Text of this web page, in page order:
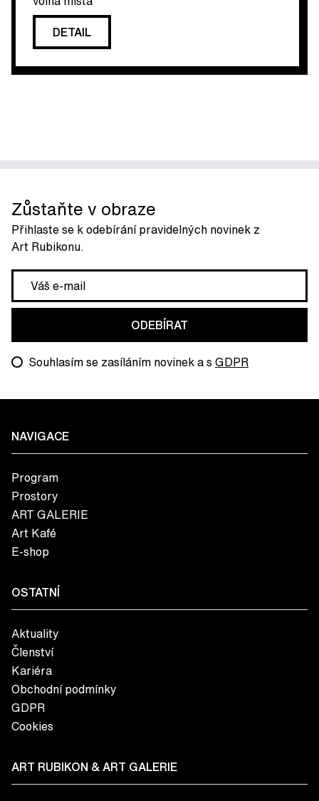
DETAIL
Zůstaňte v obraze
Přihlaste se k odebírání pravidelných novinek z
Art Rubikonu.
ODEBÍRAT
Souhlasím se zasíláním novinek a s GDPR
NAVIGACE
Program
Prostory
ART GALERIE
Art Kafé
E-shop
OSTATNÍ
Aktuality
Členství
Kariéra
Obchodní podmínky
GDPR
Cookies
ART RUBIKON & ART GALERIE